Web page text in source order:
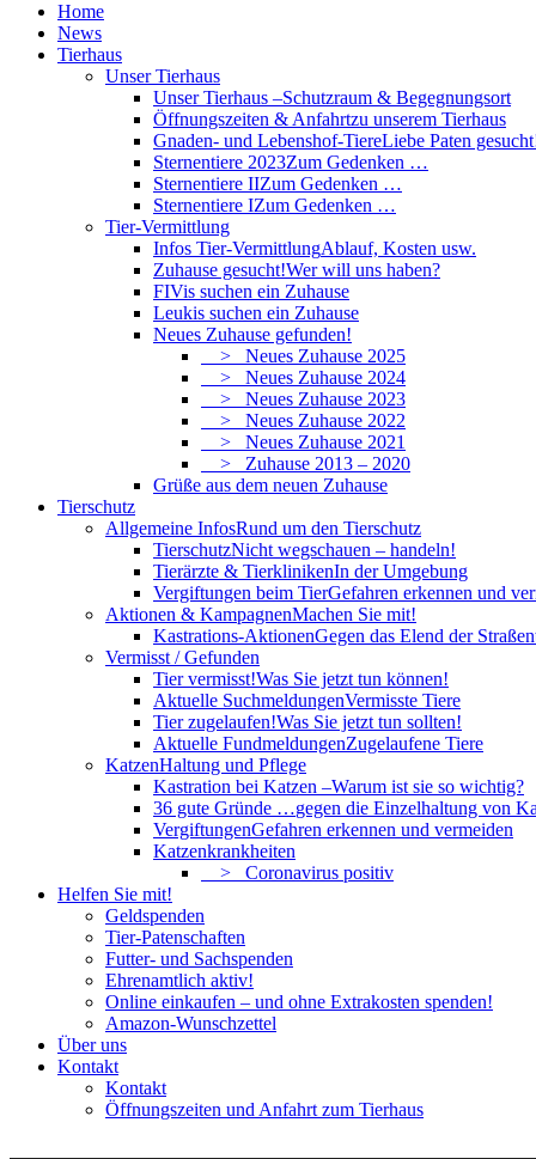
Home
News
Tierhaus
Unser Tierhaus
Unser Tierhaus –Schutzraum & Begegnungsort
Öffnungszeiten & Anfahrtzu unserem Tierhaus
Gnaden- und Lebenshof-TiereLiebe Paten
Sternentiere 2023Zum Gedenken …
Sternentiere IIZum Gedenken …
Sternentiere IZum Gedenken …
Tier-Vermittlung
Infos Tier-VermittlungAblauf, Kosten usw.
Zuhause gesucht!Wer will uns haben?
FIVis suchen ein Zuhause
Leukis suchen ein Zuhause
Neues Zuhause gefunden!
> Neues Zuhause 2025
> Neues Zuhause 2024
> Neues Zuhause 2023
> Neues Zuhause 2022
> Neues Zuhause 2021
> Zuhause 2013 – 2020
Grüße aus dem neuen Zuhause
Tierschutz
Allgemeine InfosRund um den Tierschutz
TierschutzNicht wegschauen – handeln!
Tierärzte & TierklinikenIn der Umgebung
Vergiftungen beim TierGefahren erkennen und
Aktionen & KampagnenMachen Sie mit!
Kastrations-AktionenGegen das Elend der
Vermisst / Gefunden
Tier vermisst!Was Sie jetzt tun können!
Aktuelle SuchmeldungenVermisste Tiere
Tier zugelaufen!Was Sie jetzt tun sollten!
Aktuelle FundmeldungenZugelaufene Tiere
KatzenHaltung und Pflege
Kastration bei Katzen –Warum ist sie so wichtig?
36 gute Gründe …gegen die Einzelhaltung von
VergiftungenGefahren erkennen und vermeiden
Katzenkrankheiten
> Coronavirus positiv
Helfen Sie mit!
Geldspenden
Tier-Patenschaften
Futter- und Sachspenden
Ehrenamtlich aktiv!
Online einkaufen – und ohne Extrakosten spenden!
Amazon-Wunschzettel
Über uns
Kontakt
Kontakt
Öffnungszeiten und Anfahrt zum Tierhaus